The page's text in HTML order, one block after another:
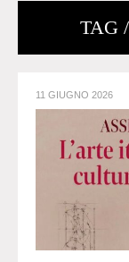
TAG
11 GIUGNO 2026